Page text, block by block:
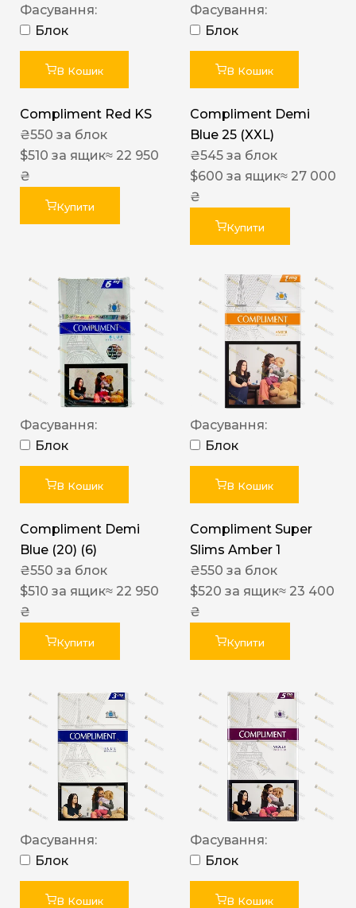
Фасування:
Блок
В Кошик
Compliment Red KS
₴550 за блок
$510 за ящик≈ 22 950
₴
Купити
Фасування:
Блок
В Кошик
Compliment Demi
Blue 25 (XXL)
₴545 за блок
$600 за ящик≈ 27 000
₴
Купити
Фасування:
Блок
В Кошик
Compliment Demi
Blue (20) (6)
₴550 за блок
$510 за ящик≈ 22 950
₴
Купити
Фасування:
Блок
В Кошик
Compliment Super
Slims Amber 1
₴550 за блок
$520 за ящик≈ 23 400
₴
Купити
Фасування:
Блок
В Кошик
Фасування:
Блок
В Кошик